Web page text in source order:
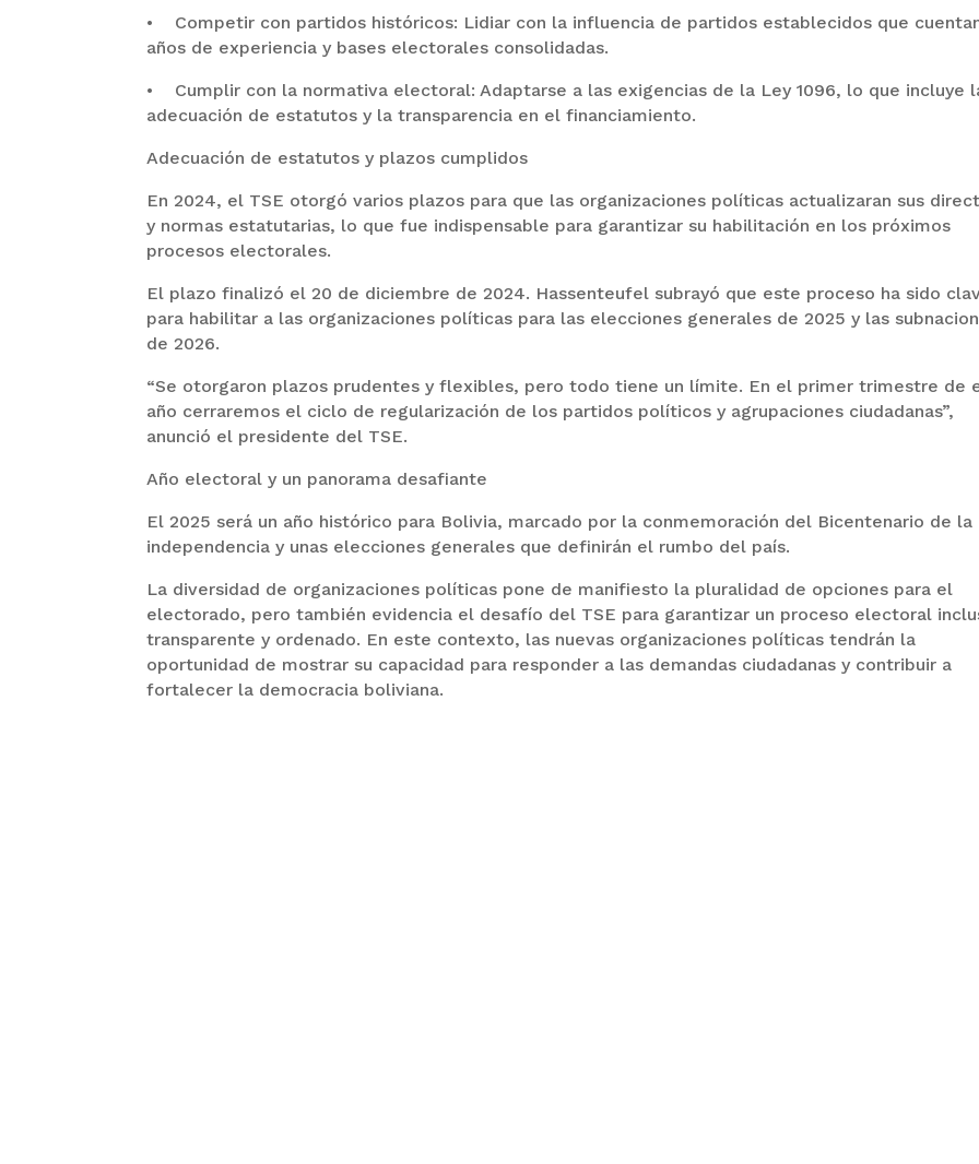
• Competir con partidos históricos: Lidiar con la influencia de partidos establecidos que
años de experiencia y bases electorales consolidadas.
• Cumplir con la normativa electoral: Adaptarse a las exigencias de la Ley 1096, lo que incluye
adecuación de estatutos y la transparencia en el financiamiento.
Adecuación de estatutos y plazos cumplidos
En 2024, el TSE otorgó varios plazos para que las organizaciones políticas actualizaran sus
y normas estatutarias, lo que fue indispensable para garantizar su habilitación en los próximos
procesos electorales.
El plazo finalizó el 20 de diciembre de 2024. Hassenteufel subrayó que este proceso ha sido
para habilitar a las organizaciones políticas para las elecciones generales de 2025 y las
de 2026.
“Se otorgaron plazos prudentes y flexibles, pero todo tiene un límite. En el primer trimestre de
año cerraremos el ciclo de regularización de los partidos políticos y agrupaciones ciudadanas”,
anunció el presidente del TSE.
Año electoral y un panorama desafiante
El 2025 será un año histórico para Bolivia, marcado por la conmemoración del Bicentenario de la
independencia y unas elecciones generales que definirán el rumbo del país.
La diversidad de organizaciones políticas pone de manifiesto la pluralidad de opciones para el
electorado, pero también evidencia el desafío del TSE para garantizar un proceso electoral
transparente y ordenado. En este contexto, las nuevas organizaciones políticas tendrán la
oportunidad de mostrar su capacidad para responder a las demandas ciudadanas y contribuir a
fortalecer la democracia boliviana.